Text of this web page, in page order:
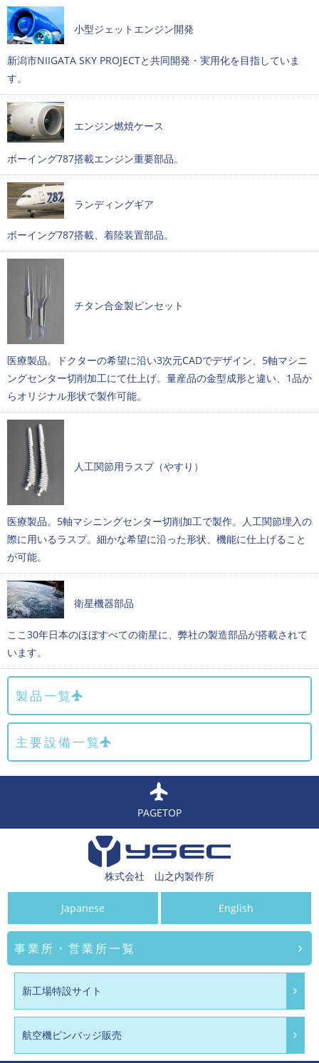
小型ジェットエンジン開発
新潟市NIIGATA SKY PROJECTと共同開発・実用化を目指していま
す。
エンジン燃焼ケース
ボーイング787搭載エンジン重要部品。
ランディングギア
ボーイング787搭載、着陸装置部品。
チタン合金製ピンセット
医療製品。ドクターの希望に沿い3次元CADでデザイン、5軸マシニ
ングセンター切削加工にて仕上げ。量産品の金型成形と違い、1品か
らオリジナル形状で製作可能。
人工関節用ラスプ（やすり）
医療製品。5軸マシニングセンター切削加工で製作。人工関節埋入の
際に用いるラスプ。細かな希望に沿った形状、機能に仕上げること
が可能。
衛星機器部品
ここ30年日本のほぼすべての衛星に、弊社の製造部品が搭載されて
います。
製品一覧
主要設備一覧
PAGETOP
株式会社 山之内製作所
Japanese English
事業所・営業所一覧
新工場特設サイト
航空機ピンバッジ販売